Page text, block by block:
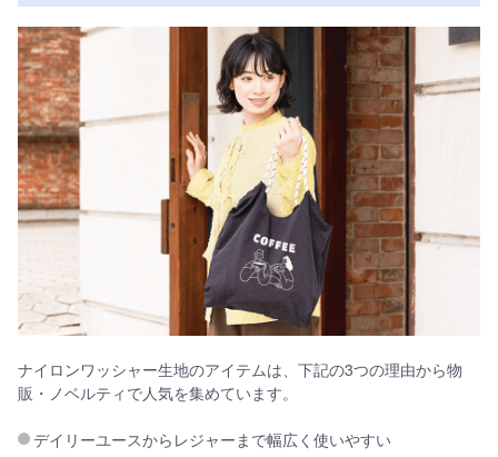
ナイロンワッシャー生地のアイテムは、下記の3つの理由から物
販・ノベルティで人気を集めています。
デイリーユースからレジャーまで幅広く使いやすい